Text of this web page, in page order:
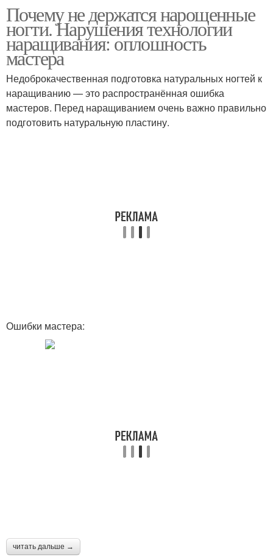
Почему не держатся нарощенные
ногти. Нарушения технологии
наращивания: оплошность
мастера
Недоброкачественная подготовка натуральных ногтей к
наращиванию — это распространённая ошибка
мастеров. Перед наращиванием очень важно правильно
подготовить натуральную пластину.
Ошибки мастера:
читать дальше →